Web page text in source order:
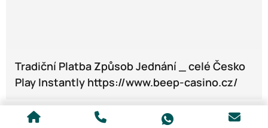
Tradiční Platba Způsob Jednání _ celé Česko
Play Instantly https://www.beep-casino.cz/